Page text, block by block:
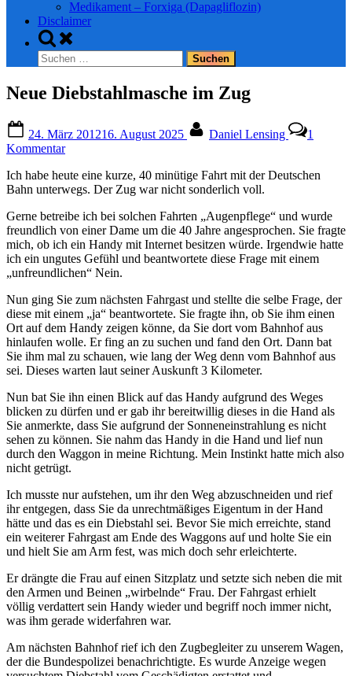
Medikament – Forxiga (Dapagliflozin)
Disclaimer
Toggle
search
form
Suchen
nach:
Neue Diebstahlmasche im Zug
on
24. März 201216. August 2025 Daniel Lensing
1
Kommentarzu
Diebstahlmasche
im
Ich habe heute eine kurze, 40 minütige Fahrt mit der Deutschen
Bahn unterwegs. Der Zug war nicht sonderlich voll.
Gerne betreibe ich bei solchen Fahrten „Augenpflege“ und wurde
freundlich von einer Dame um die 40 Jahre angesprochen. Sie fragte
mich, ob ich ein Handy mit Internet besitzen würde. Irgendwie hatte
ich ein ungutes Gefühl und beantwortete diese Frage mit einem
„unfreundlichen“ Nein.
Nun ging Sie zum nächsten Fahrgast und stellte die selbe Frage, der
diese mit einem „ja“ beantwortete. Sie fragte ihn, ob Sie ihm einen
Ort auf dem Handy zeigen könne, da Sie dort vom Bahnhof aus
hinlaufen wolle. Er fing an zu suchen und fand den Ort. Dann bat
Sie ihm mal zu schauen, wie lang der Weg denn vom Bahnhof aus
sei. Dieses warten laut seiner Auskunft 3 Kilometer.
Nun bat Sie ihn einen Blick auf das Handy aufgrund des Weges
blicken zu dürfen und er gab ihr bereitwillig dieses in die Hand als
Sie anmerkte, dass Sie aufgrund der Sonneneinstrahlung es nicht
sehen zu können. Sie nahm das Handy in die Hand und lief nun
durch den Waggon in meine Richtung. Mein Instinkt hatte mich also
nicht getrügt.
Ich musste nur aufstehen, um ihr den Weg abzuschneiden und rief
ihr entgegen, dass Sie da unrechtmäßiges Eigentum in der Hand
hätte und das es ein Diebstahl sei. Bevor Sie mich erreichte, stand
ein weiterer Fahrgast am Ende des Waggons auf und holte Sie ein
und hielt Sie am Arm fest, was mich doch sehr erleichterte.
Er drängte die Frau auf einen Sitzplatz und setzte sich neben die mit
den Armen und Beinen „wirbelnde“ Frau. Der Fahrgast erhielt
völlig verdattert sein Handy wieder und begriff noch immer nicht,
was ihm gerade widerfahren war.
Am nächsten Bahnhof rief ich den Zugbegleiter zu unserem Wagen,
der die Bundespolizei benachrichtigte. Es wurde Anzeige wegen